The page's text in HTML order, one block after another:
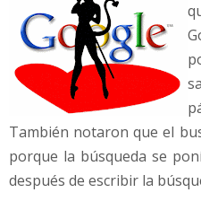
También notaron que el
porque la búsqueda se
después de escribir la